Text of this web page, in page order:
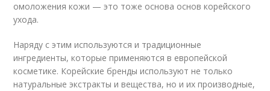
омоложения кожи — это тоже основа основ корейского
ухода.
Наряду с этим используются и традиционные
ингредиенты, которые применяются в европейской
косметике. Корейские бренды используют не только
натуральные экстракты и вещества, но и их производные,